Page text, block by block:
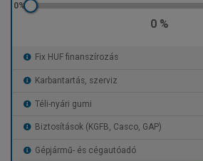
0 %
Fix HUF finanszírozás
Karbantartás, szerviz
Téli-nyári gumi
Biztosítások (KGFB, Casco, GAP)
Gépjármű- és cégautóadó